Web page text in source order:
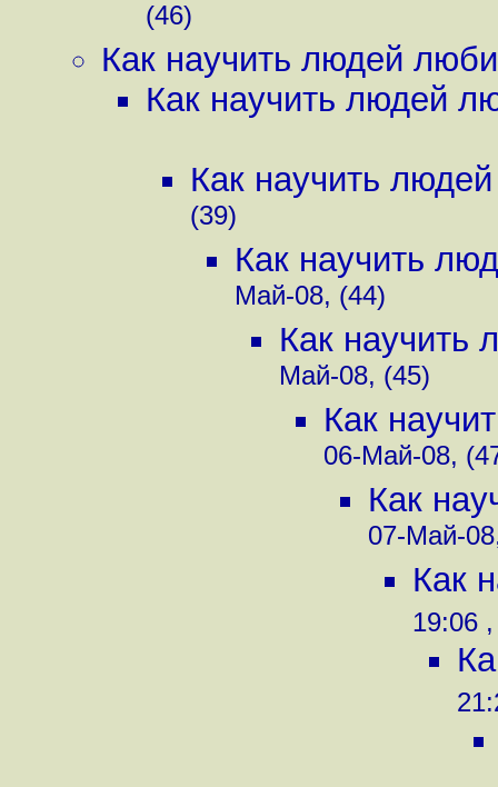
(46)
Как научить людей
Как научить людей
Как научить
(39)
Как научить
Май-08, (44)
Как научить
Май-08, (45)
Как
06-Май-08,
Как
07-Май-
Как
19:06